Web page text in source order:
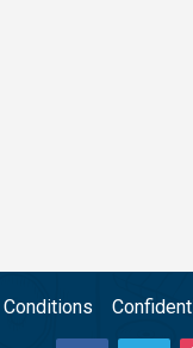
Conditions